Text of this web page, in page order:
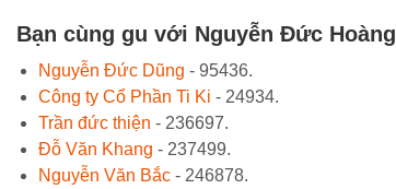
Bạn cùng gu với Nguyễn Đức Hoàng
Nguyễn Đức Dũng - 95436.
Công ty Cổ Phần Ti Ki - 24934.
Trần đức thiện - 236697.
Đỗ Văn Khang - 237499.
Nguyễn Văn Bắc - 246878.